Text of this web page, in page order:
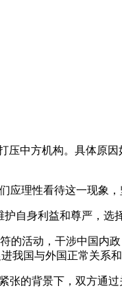
压中方机构。具体
应理性看待这一现象，
自身利益和尊严，
的活动，干涉中国
我国与外国正常关系和
张的背景下，双方